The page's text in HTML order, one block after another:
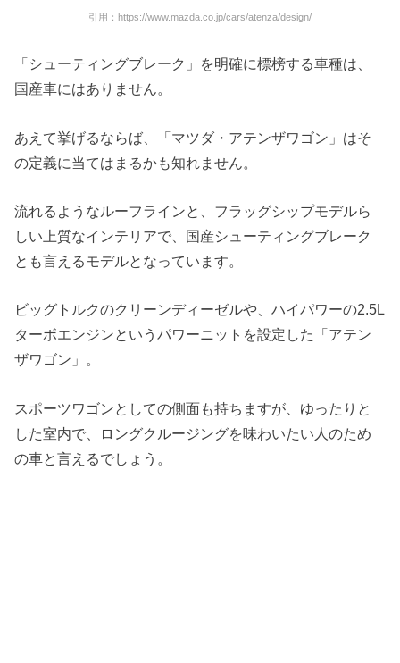
引用：https://www.mazda.co.jp/cars/atenza/design/
「シューティングブレーク」を明確に標榜する車種は、
国産車にはありません。
あえて挙げるならば、「マツダ・アテンザワゴン」はそ
の定義に当てはまるかも知れません。
流れるようなルーフラインと、フラッグシップモデルら
しい上質なインテリアで、国産シューティングブレーク
とも言えるモデルとなっています。
ビッグトルクのクリーンディーゼルや、ハイパワーの2.5L
ターボエンジンというパワーニットを設定した「アテン
ザワゴン」。
スポーツワゴンとしての側面も持ちますが、ゆったりと
した室内で、ロングクルージングを味わいたい人のため
の車と言えるでしょう。